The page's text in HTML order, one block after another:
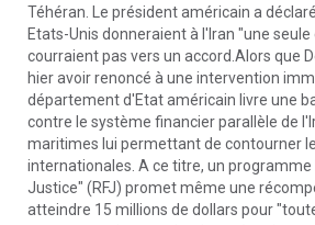
Téhéran. Le président américain a
Etats-Unis donneraient à l'Iran "une
courraient pas vers un accord.Alors que
hier avoir renoncé à une intervention
département d'Etat américain livre une
contre le système financier parallèle de
maritimes lui permettant de contourner
internationales. A ce titre, un
Justice" (RFJ) promet même une
atteindre 15 millions de dollars pour